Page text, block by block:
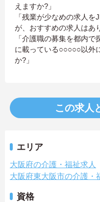
えますか?」
「残業が少なめの求人
が、おすすめの求人はあ
「介護職の募集を都内
に載っている○○○○○以外
か?」
この求人
エリア
大阪府の介護・福祉求人
大阪府東大阪市の介護・
資格